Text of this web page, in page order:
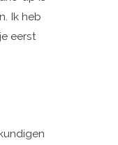
Ik heb
eerst